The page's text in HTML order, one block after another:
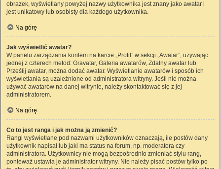
obrazek, wyświetlany powyżej nazwy użytkownika jest znany jako awatar i
jest unikatowy lub osobisty dla każdego użytkownika.
Na górę
Jak wyświetlić awatar?
W panelu zarządzania kontem na karcie „Profil” w sekcji „Awatar”, używając
jednej z czterech metod: Gravatar, Galeria awatarów, Zdalny awatar lub
Prześlij awatar, można dodać awatar. Wyświetlanie awatarów i sposób ich
wyświetlania są uzależnione od administratora witryny. Jeśli nie można
używać awatarów na danej witrynie, należy skontaktować się z jej
administratorem.
Na górę
Co to jest ranga i jak można ją zmienić?
Rangi wyświetlane pod nazwami użytkowników oznaczają, ile postów dany
użytkownik napisał lub jaki ma status na forum, np. moderatora czy
administratora. Użytkownicy nie mogą bezpośrednio zmieniać stylu rang,
ponieważ ustawia je administrator witryny. Nie należy pisać postów tylko po